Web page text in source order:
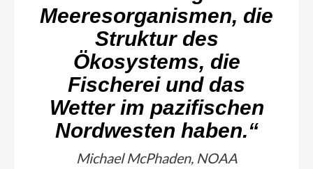
Meeresorganismen, die
Struktur des
Ökosystems, die
Fischerei und das
Wetter im pazifischen
Nordwesten haben.“
Michael McPhaden, NOAA